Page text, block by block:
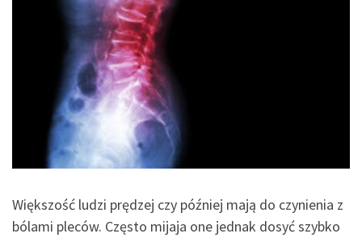
Większość ludzi prędzej czy później mają do czynienia z
bólami pleców. Często mijaja one jednak dosyć szybko